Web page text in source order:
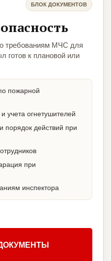
БЛОК ДОКУМЕНТОВ
требованиям МЧС для
готов к плановой или
пожарной
учета огнетушителей
порядок действий при
при
инспектора